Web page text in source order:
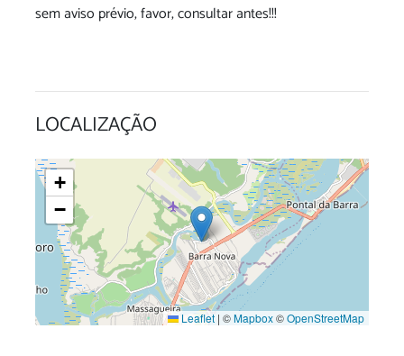
sem aviso prévio, favor, consultar antes!!!
LOCALIZAÇÃO
+
−
Leaflet | ©Mapbox©OpenStreetMap